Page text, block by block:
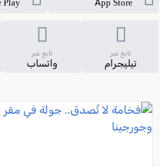
App Store
Play
تابع عبر
تيليجرام
تابع عبر
واتساب